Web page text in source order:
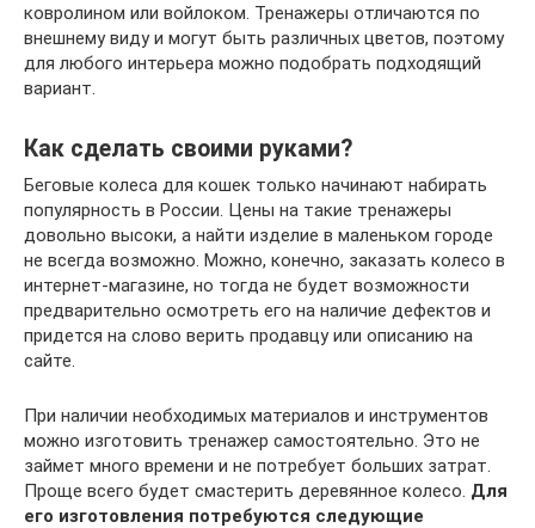
ковролином или войлоком. Тренажеры отличаются по
внешнему виду и могут быть различных цветов, поэтому
для любого интерьера можно подобрать подходящий
вариант.
Как сделать своими руками?
Беговые колеса для кошек только начинают набирать
популярность в России. Цены на такие тренажеры
довольно высоки, а найти изделие в маленьком городе
не всегда возможно. Можно, конечно, заказать колесо в
интернет-магазине, но тогда не будет возможности
предварительно осмотреть его на наличие дефектов и
придется на слово верить продавцу или описанию на
сайте.
При наличии необходимых материалов и инструментов
можно изготовить тренажер самостоятельно. Это не
займет много времени и не потребует больших затрат.
Проще всего будет смастерить деревянное колесо. Для
его изготовления потребуются следующие